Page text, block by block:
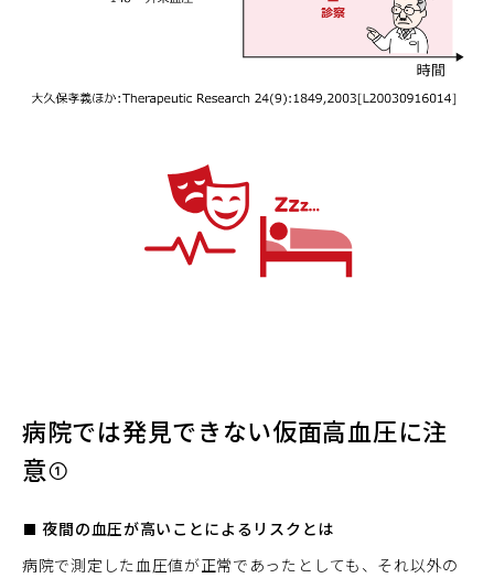
病院では発見できない仮面高血圧に注
意①
■ 夜間の血圧が高いことによるリスクとは
病院で測定した血圧値が正常であったとしても、それ以外の